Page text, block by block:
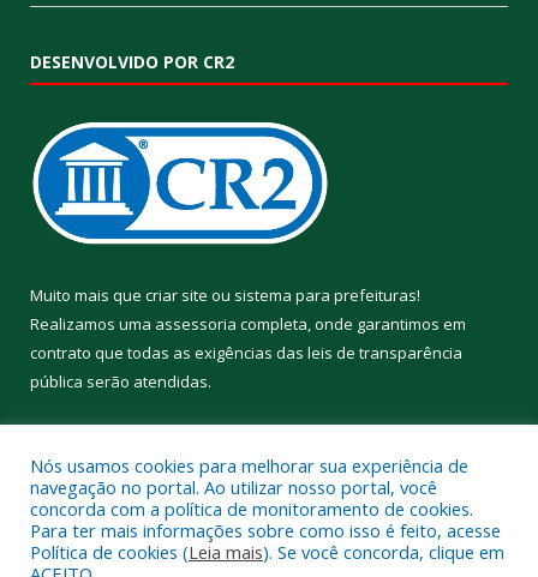
DESENVOLVIDO POR CR2
Muito mais que criar site ou sistema para prefeituras!
Realizamos uma assessoria completa, onde garantimos em
contrato que todas as exigências das leis de transparência
pública serão atendidas.
Todos os direitos reservados a Prefeitura Municipal de Aveiro.
Nós usamos cookies para melhorar sua experiência de
navegação no portal. Ao utilizar nosso portal, você
concorda com a política de monitoramento de cookies.
Para ter mais informações sobre como isso é feito, acesse
Política de cookies (Leia mais). Se você concorda, clique em